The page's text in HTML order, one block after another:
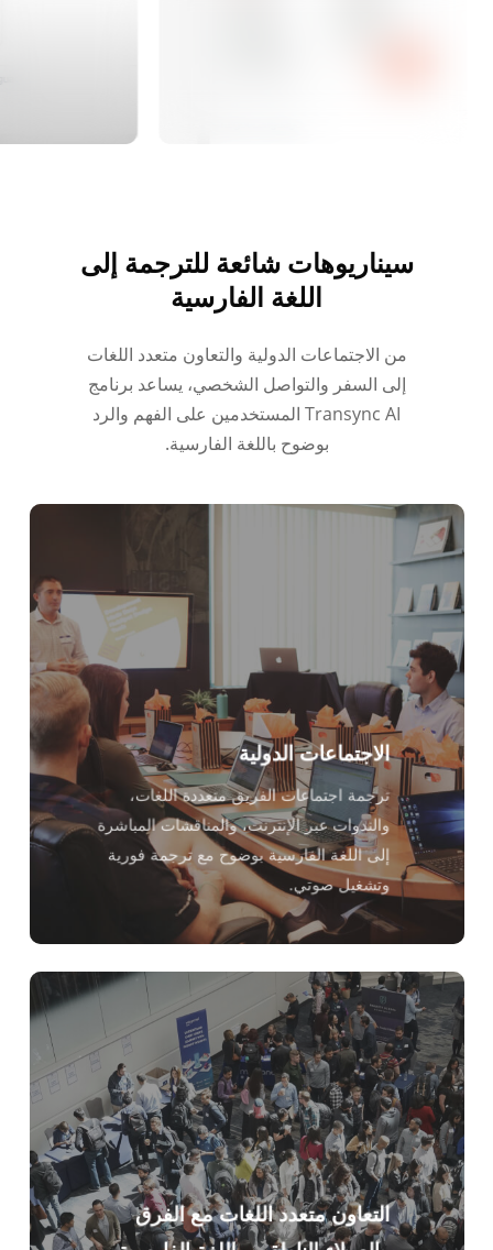
سيناريوهات شائعة للترجمة إلى
اللغة الفارسية
من الاجتماعات الدولية والتعاون متعدد اللغات
إلى السفر والتواصل الشخصي، يساعد برنامج
Transync AI المستخدمين على الفهم والرد
بوضوح باللغة الفارسية.
الاجتماعات الدولية
ترجمة اجتماعات الفريق متعددة اللغات،
والندوات عبر الإنترنت، والمناقشات المباشرة
إلى اللغة الفارسية بوضوح مع ترجمة فورية
وتشغيل صوتي.
التعاون متعدد اللغات مع الفرق